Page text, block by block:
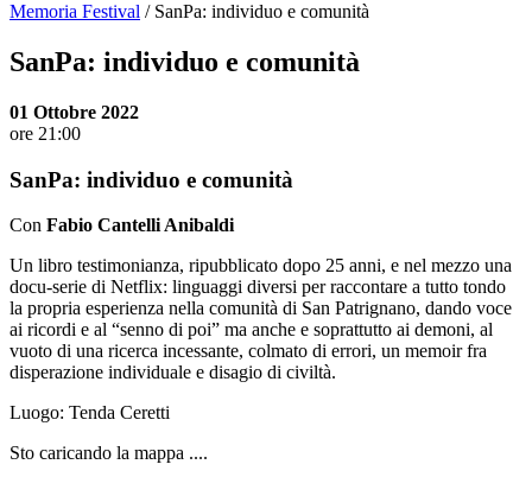
Memoria Festival / SanPa: individuo e comunità
SanPa: individuo e comunità
01 Ottobre 2022
ore 21:00
SanPa: individuo e comunità
Con Fabio Cantelli Anibaldi
Un libro testimonianza, ripubblicato dopo 25 anni, e nel mezzo una
docu-serie di Netflix: linguaggi diversi per raccontare a tutto tondo
la propria esperienza nella comunità di San Patrignano, dando voce
ai ricordi e al “senno di poi” ma anche e soprattutto ai demoni, al
vuoto di una ricerca incessante, colmato di errori, un memoir fra
disperazione individuale e disagio di civiltà.
Luogo: Tenda Ceretti
Sto caricando la mappa ....